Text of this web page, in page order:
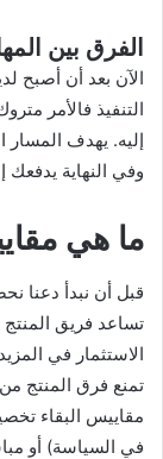
الفرق بین
الآن بعد أن أصبح
التنفيذ فالأمر
إليه. يهدف
وفي النهاية يدفعك
ما هي
قبل أن نبدأ دعنا
تساعد فريق
الاستثمار في
تمنع فرق المنتج
مقاييس البقاء
في السياسة) أو